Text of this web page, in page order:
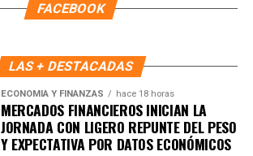
FACEBOOK
LAS + DESTACADAS
ECONOMÍA Y FINANZAS hace 18 horas
MERCADOS FINANCIEROS INICIAN LA
JORNADA CON LIGERO REPUNTE DEL PESO
Y EXPECTATIVA POR DATOS ECONÓMICOS